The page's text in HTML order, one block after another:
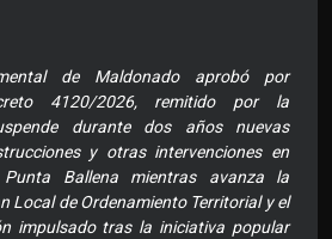
de Maldonado aprobó por
4120/2026, remitido por la
durante dos años nuevas
y otras intervenciones en
Ballena mientras avanza la
Local de Ordenamiento Territorial y el
impulsado tras la iniciativa popular